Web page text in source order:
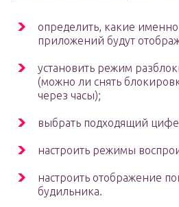
определить, какие
приложений будут
установить режим
(можно ли снять
через часы);
выбрать подходящий
настроить режимы
настроить отображение
будильника.